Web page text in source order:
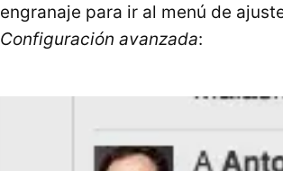
engranaje para ir al menú de
Configuración avanzada: